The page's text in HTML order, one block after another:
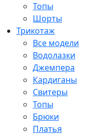
Топы
Шорты
Трикотаж
Все модели
Водолазки
Джемпера
Кардиганы
Свитеры
Топы
Брюки
Платья